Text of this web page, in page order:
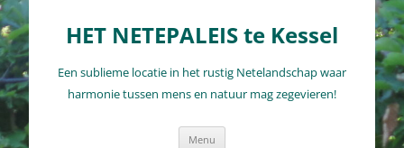
inhoud
HET NETEPALEIS te Kessel
Een sublieme locatie in het rustig Netelandschap waar
harmonie tussen mens en natuur mag zegevieren!
Menu